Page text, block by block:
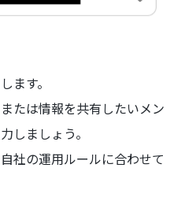
ます。
たは情報を共有したいメン
しましょう。
社の運用ルールに合わせて